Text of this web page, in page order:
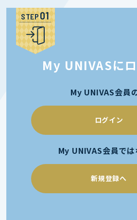
STEP
My UNIVASに
My UNIVAS会員
ログイン
My UNIVAS会員で
新規登録へ